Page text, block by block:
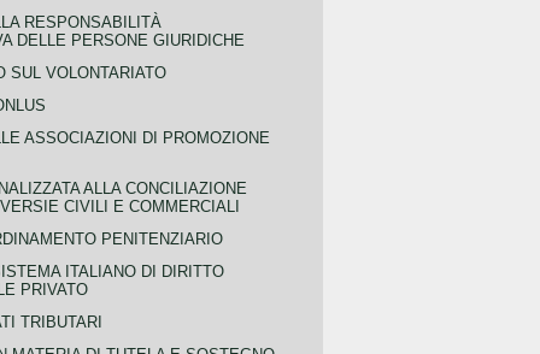
RESPONSABILITÀ
DELLE PERSONE GIURIDICHE
SUL VOLONTARIATO
ASSOCIAZIONI DI PROMOZIONE
ALLA CONCILIAZIONE
CIVILI E COMMERCIALI
PENITENZIARIO
ITALIANO DI DIRITTO
PRIVATO
TRIBUTARI